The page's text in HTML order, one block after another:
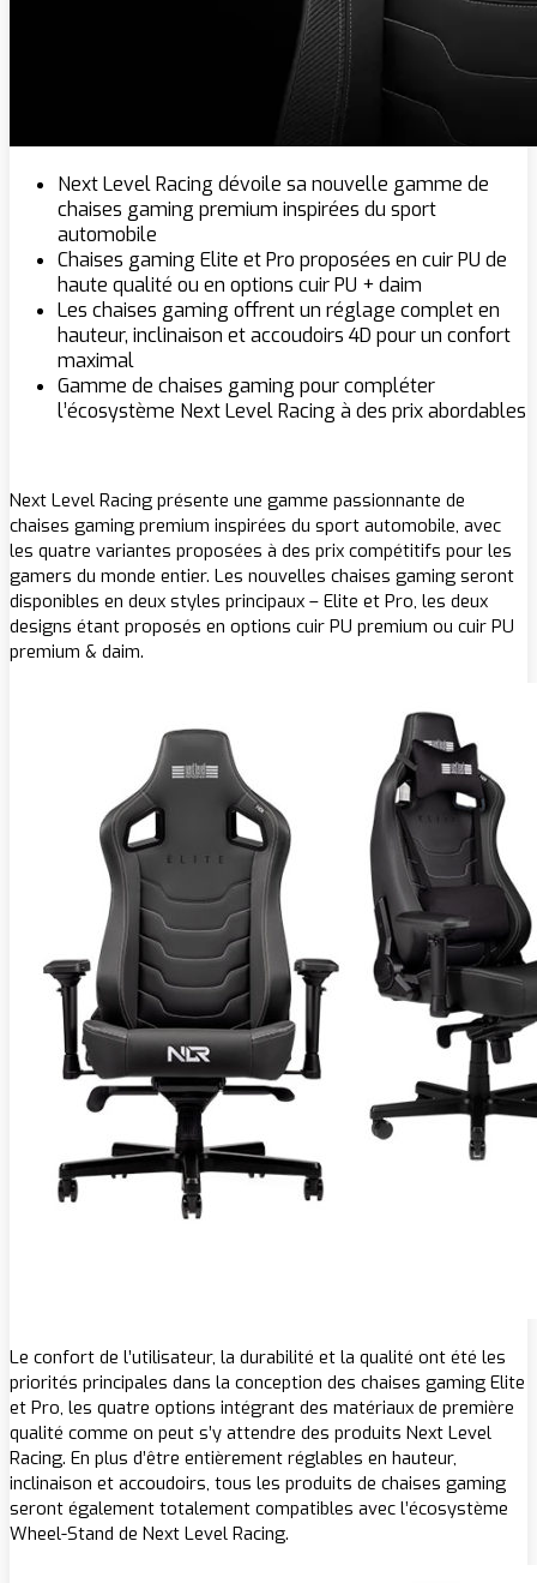
Next Level Racing dévoile sa nouvelle gamme de
chaises gaming premium inspirées du sport
automobile
Chaises gaming Elite et Pro proposées en cuir PU de
haute qualité ou en options cuir PU + daim
Les chaises gaming offrent un réglage complet en
hauteur, inclinaison et accoudoirs 4D pour un confort
maximal
Gamme de chaises gaming pour compléter
l’écosystème Next Level Racing à des prix abordables
Next Level Racing présente une gamme passionnante de
chaises gaming premium inspirées du sport automobile, avec
les quatre variantes proposées à des prix compétitifs pour les
gamers du monde entier. Les nouvelles chaises gaming seront
disponibles en deux styles principaux – Elite et Pro, les deux
designs étant proposés en options cuir PU premium ou cuir PU
premium & daim.
Le confort de l’utilisateur, la durabilité et la qualité ont été les
priorités principales dans la conception des chaises gaming Elite
et Pro, les quatre options intégrant des matériaux de première
qualité comme on peut s’y attendre des produits Next Level
Racing. En plus d’être entièrement réglables en hauteur,
inclinaison et accoudoirs, tous les produits de chaises gaming
seront également totalement compatibles avec l’écosystème
Wheel-Stand de Next Level Racing.